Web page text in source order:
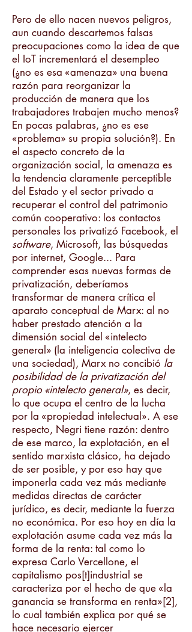
Pero de ello nacen nuevos peligros,
aun cuando descartemos falsas
preocupaciones como la idea de que
el IoT incrementará el desempleo
(¿no es esa «amenaza» una buena
razón para reorganizar la
producción de manera que los
trabajadores trabajen mucho menos?
En pocas palabras, ¿no es ese
«problema» su propia solución?). En
el aspecto concreto de la
organización social, la amenaza es
la tendencia claramente perceptible
del Estado y el sector privado a
recuperar el control del patrimonio
común cooperativo: los contactos
personales los privatizó Facebook, el
software, Microsoft, las búsquedas
por internet, Google... Para
comprender esas nuevas formas de
privatización, deberíamos
transformar de manera crítica el
aparato conceptual de Marx: al no
haber prestado atención a la
dimensión social del «intelecto
general» (la inteligencia colectiva de
una sociedad), Marx no concibió la
posibilidad de la privatización del
propio «intelecto general», es decir,
lo que ocupa el centro de la lucha
por la «propiedad intelectual». A ese
respecto, Negri tiene razón: dentro
de ese marco, la explotación, en el
sentido marxista clásico, ha dejado
de ser posible, y por eso hay que
imponerla cada vez más mediante
medidas directas de carácter
jurídico, es decir, mediante la fuerza
no económica. Por eso hoy en día la
explotación asume cada vez más la
forma de la renta: tal como lo
expresa Carlo Vercellone, el
capitalismo pos[t]industrial se
caracteriza por el hecho de que «la
ganancia se transforma en renta»[2],
lo cual también explica por qué se
hace necesario ejercer